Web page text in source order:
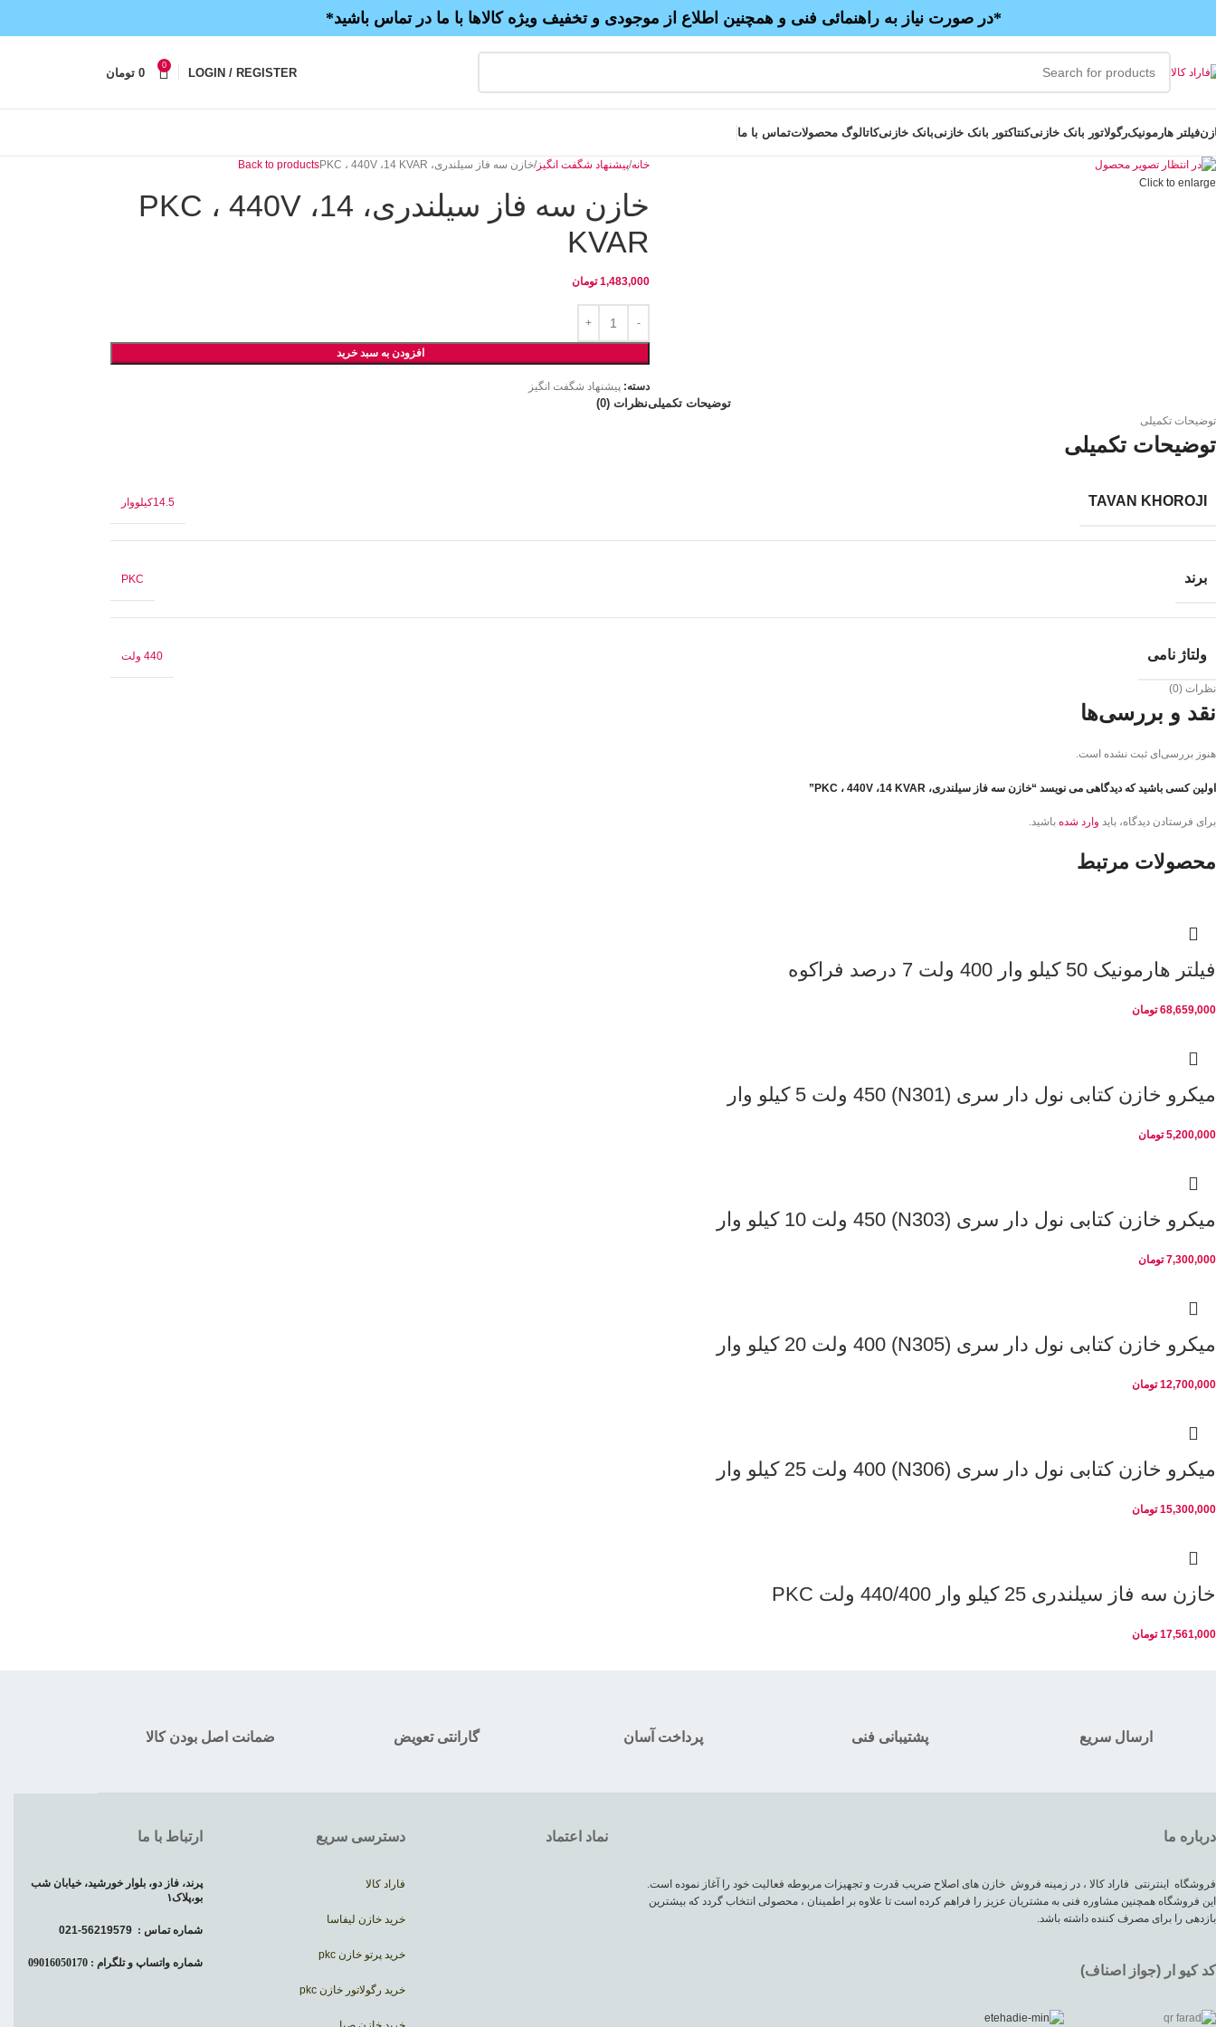
*در صورت نیاز به راهنمائی فنی و همچنین اطلاع از موجودی و تخفیف ویژه کالاها با ما در تماس باشید*
LOGIN / REGISTER
0
0 تومان
فیلتر هارمونیکرگولاتور بانک خازنیکنتاکتور بانک خازنیبانک خازنیکاتالوگ محصولاتتماس با ما
Click to enlarge
خانه پیشنهاد شگفت انگیز خازن سه فاز سیلندری، PKC ، 440V ،14 KVAR Back to products
خازن سه فاز سیلندری، PKC ، 440V ،14
KVAR
1,483,000 تومان
افزودن به سبد خرید
دسته: پیشنهاد شگفت انگیز
توضیحات تکمیلینظرات (0)
توضیحات تکمیلی
توضیحات تکمیلی
TAVAN KHOROJI 14.5کیلووار
برند PKC
ولتاژ نامی 440 ولت
نظرات (0)
نقد و بررسی‌ها
هنوز بررسی‌ای ثبت نشده است.
اولین کسی باشید که دیدگاهی می نویسد “خازن سه فاز سیلندری، PKC ، 440V ،14 KVAR”
برای فرستادن دیدگاه، باید وارد شده باشید.
محصولات مرتبط
فیلتر هارمونیک 50 کیلو وار 400 ولت 7 درصد فراکوه
68,659,000 تومان
میکرو خازن کتابی نول دار سری (N301) 450 ولت 5 کیلو وار
5,200,000 تومان
میکرو خازن کتابی نول دار سری (N303) 450 ولت 10 کیلو وار
7,300,000 تومان
میکرو خازن کتابی نول دار سری (N305) 400 ولت 20 کیلو وار
12,700,000 تومان
میکرو خازن کتابی نول دار سری (N306) 400 ولت 25 کیلو وار
15,300,000 تومان
خازن سه فاز سیلندری 25 کیلو وار 440/400 ولت PKC
17,561,000 تومان
ضمانت اصل بودن کالا گارانتی تعویض پرداخت آسان پشتیبانی فنی ارسال سریع
درباره ما
فروشگاه اینترنتی فاراد کالا ، در زمینه فروش خازن های اصلاح ضریب قدرت و تجهیزات مربوطه فعالیت خود را آغاز نموده است.
این فروشگاه همچنین مشاوره فنی به مشتریان عزیز را فراهم کرده است تا علاوه بر اطمینان ، محصولی انتخاب گردد که بیشترین
بازدهی را برای مصرف کننده داشته باشد.
کد کیو ار (جواز اصناف)
نماد اعتماد دسترسی سریع
فاراد کالا
خرید خازن لیفاسا
خرید پرتو خازن pkc
خرید رگولاتور خازن pkc
ارتباط با ما
پرند، فاز دو، بلوار خورشید، خیابان شب
بو،پلاک۱
شماره تماس : 56219579-021
شماره واتساپ و تلگرام : 09016050170